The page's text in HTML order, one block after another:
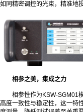
如同精密调控的光束，精准地
相参之美，集成之力
相参性作为KSW-SGM01
高度一致性与稳定性，这一特